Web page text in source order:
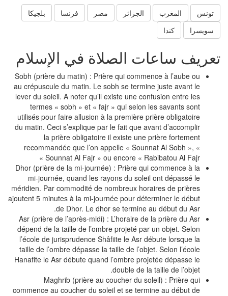
تونس المغرب الجزائر مصر فرنسا
بلجيكا
سويسرا
ساعات الصلاة في الإسلام
Sobh (prière du matin) : Prière qui commence à l’aube ou
au crépuscule du matin. Le sobh se termine juste avant le
lever du soleil. A noter qu’il existe une confusion entre les
termes « sobh » et « fajr » qui selon les savants sont
utilisés pour faire allusion à la première prière obligatoire
du matin. Ceci s’explique par le fait que avant d’accomplir
la prière obligatoire il existe une prière fortement
recommandée que l’on appelle « Sounnat Al Sobh », «
Sounnat Al Fajr » ou encore « Rabibatou Al Fajr »
Dhor (prière de la mi-journée) : Prière qui commence à la
mi-journée, quand les rayons du soleil ont dépassé le
méridien. Par commodité de nombreux horaires de prières
ajoutent 5 minutes à la mi-journée pour déterminer le début
de Dhor. Le dhor se termine au début du Asr.
Asr (prière de l’après-midi) : L’horaire de la prière du Asr
dépend de la taille de l’ombre projeté par un objet. Selon
l’école de jurisprudence Shâfiite le Asr débute lorsque la
taille de l’ombre dépasse la taille de l’objet. Selon l’école
Hanafite le Asr débute quand l’ombre projetée dépasse le
double de la taille de l’objet.
Maghrib (prière au coucher du soleil) : Prière qui
commence au coucher du soleil et se termine au début de